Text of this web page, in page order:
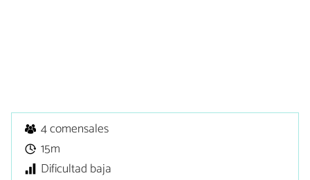
4 comensales
15m
Dificultad baja